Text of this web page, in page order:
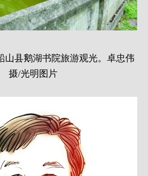
山县鹅湖书院旅游观光。卓忠伟
摄/光明图片